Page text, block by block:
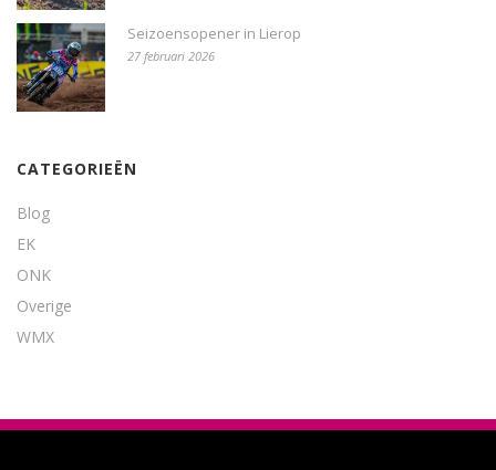
Seizoensopener in Lierop
27 februari 2026
CATEGORIEËN
Blog
EK
ONK
Overige
WMX